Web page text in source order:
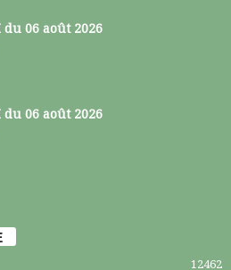
du 06 août 2026
du 06 août 2026
12462